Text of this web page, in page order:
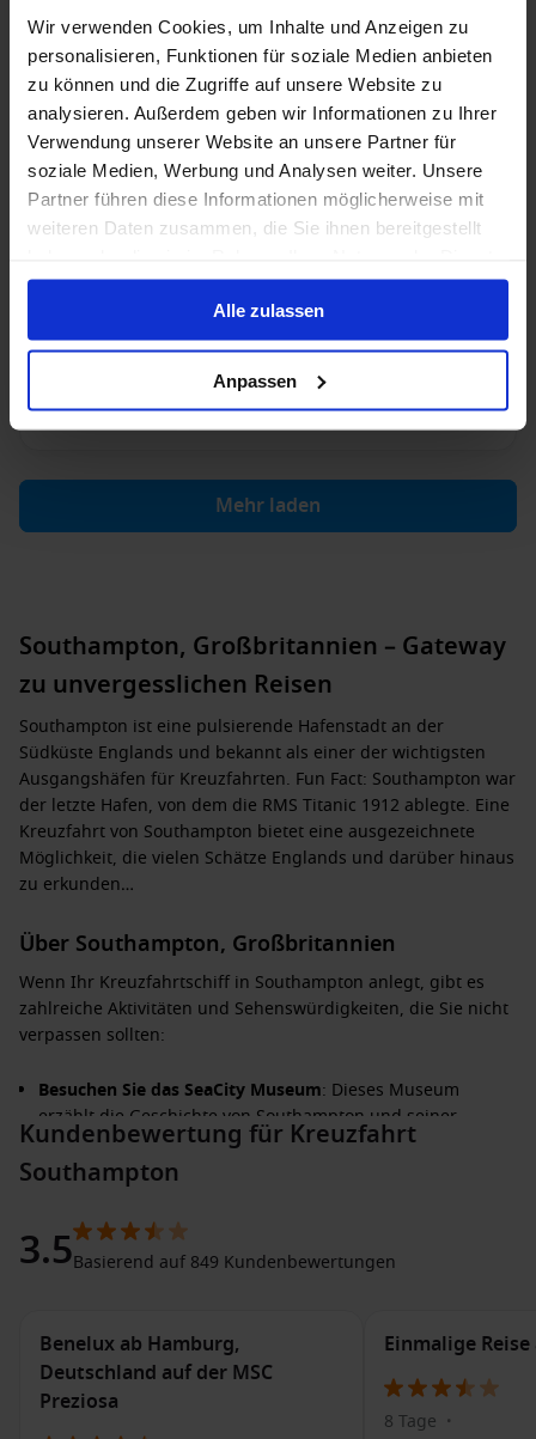
Wir verwenden Cookies, um Inhalte und Anzeigen zu
personalisieren, Funktionen für soziale Medien anbieten
zu können und die Zugriffe auf unsere Website zu
analysieren. Außerdem geben wir Informationen zu Ihrer
Verwendung unserer Website an unsere Partner für
soziale Medien, Werbung und Analysen weiter. Unsere
Partner führen diese Informationen möglicherweise mit
weiteren Daten zusammen, die Sie ihnen bereitgestellt
gesammelt haben.
Alle zulassen
Anpassen
Kanarische Inseln ab Hamburg, Deutschland auf
der Mein Schiff Relax
Ab Hamburg An Las Palmas, Gran Canaria
Mein Schiff Relax
Alles Inklusive
1 Nov. 2026 14Nächte
Innenkabineab Außenkabineab
2.329 €p. P.
Balkonkabineab Suite
5.493 €
Mehr laden
Southampton, Großbritannien – Gateway
zu unvergesslichen Reisen
Southampton ist eine pulsierende Hafenstadt an der
Südküste Englands und bekannt als einer der wichtigsten
Ausgangshäfen für Kreuzfahrten. Fun Fact: Southampton war
der letzte Hafen, von dem die RMS Titanic 1912 ablegte. Eine
Kreuzfahrt von Southampton bietet eine ausgezeichnete
Möglichkeit, die vielen Schätze Englands und darüber hinaus
zu erkunden…
Über Southampton, Großbritannien
Wenn Ihr Kreuzfahrtschiff in Southampton anlegt, gibt es
zahlreiche Aktivitäten und Sehenswürdigkeiten, die Sie nicht
verpassen sollten:
Besuchen Sie das SeaCity Museum: Dieses Museum
erzählt die Geschichte von Southampton und seiner
maritime Vergangenheit, inklusive der Titanic. Ein
absolutes Muss für Geschichtsinteressierte.
ist geprägt von historischen Stätten, darunter die gut
erhaltenen Stadtmauern und die beeindruckende
einen malerischen Spaziergang entlang der Küste, wo Sie
die beeindruckenden Fähren und Kreuzfahrtschiffe sehen
können, die den Hafen verlassen.
Kundenbewertung für Kreuzfahrt
Southampton
3.5Basierend auf 849 Kundenbewertungen
Benelux ab Hamburg,
Deutschland auf der MSC
Preziosa
Einmalige
8 Tage •